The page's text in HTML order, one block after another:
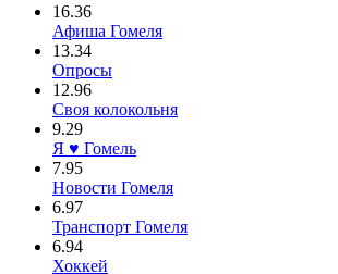
16.36
Афиша Гомеля
13.34
Опросы
12.96
Своя колокольня
9.29
Я ♥ Гомель
7.95
Новости Гомеля
6.97
Транспорт Гомеля
6.94
Хоккей